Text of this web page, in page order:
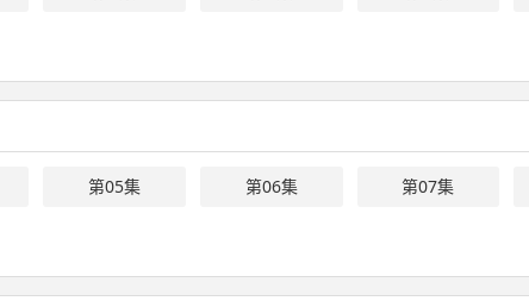
第05集 第06集 第07集